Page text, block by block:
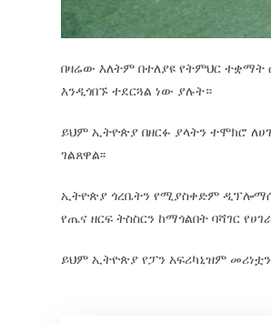
በዛሬው እለትም በተለያዩ የትምህር ተቋማት
እንዲጎበኙ ተደርጓል ነው ያሉት።
ይህም ኢትዮጵያ በዘርፉ ያላትን ተሞክሮ
ገልጸዋል፡፡
ኢትዮጵያ ጎረቤትን የሚያስቀድም
የጤና ዘርፍ ትስስርን ከማጎልበት ባሻገር
ይህም ኢትዮጵያ የፓን አፍሪካኒዝም